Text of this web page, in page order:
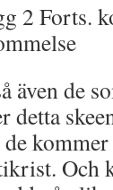
2 Forts.
även de
detta
Och